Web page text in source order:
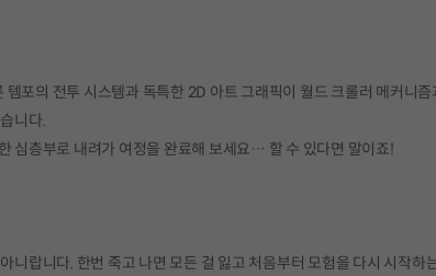
의 전투 시스템과 독특한 2D 아트 그래픽이 월드 크롤러 메커니즘
니다.
심층부로 내려가 여정을 완료해 보세요… 할 수 있다면 말이죠!
니랍니다. 한번 죽고 나면 모든 걸 잃고 처음부터 모험을 다시 시작하